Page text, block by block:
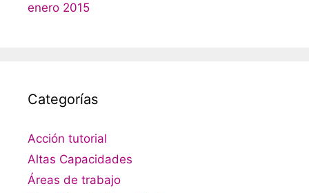
enero 2015
Categorías
Acción tutorial
Altas Capacidades
Áreas de trabajo